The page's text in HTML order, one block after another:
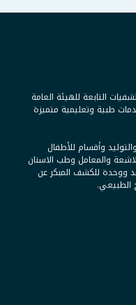
التابعة للهيئة العامة
طبية وتعليمية متميزة
والتوليد وأقسام للأطفال
والمعامل وطب الاسنان
ووحدة للكشف المبكر عن
الطبيعي.